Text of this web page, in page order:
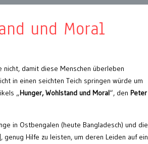
und Moral
nicht, damit diese Menschen überleben
in einen seichten Teich springen würde um
„Hunger, Wohlstand und Moral“, den Peter
in Ostbengalen (heute Bangladesch) und die
Hilfe zu leisten, um deren Leiden auf ein